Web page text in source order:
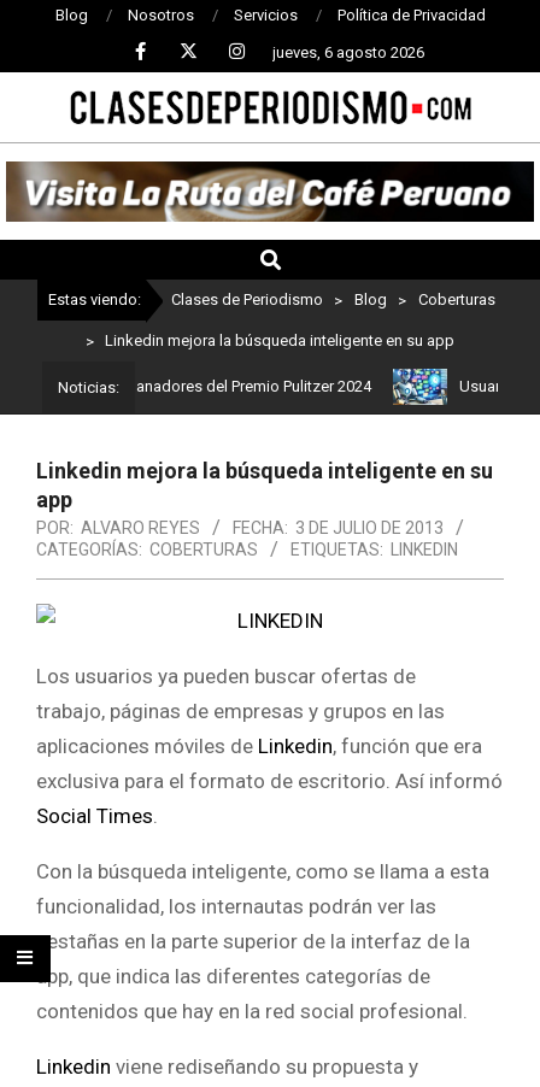
Blog Nosotros Servicios Política de Privacidad
jueves, 6 agosto 2026
CLASES
DE
PERIODISMO
Estas viendo: Clases de Periodismo > Blog > Coberturas
> Linkedin mejora la búsqueda inteligente en su app
Noticias:
son los ganadores del Premio Pulitzer 2024 Usuarios de
Linkedin mejora la búsqueda inteligente en su
app
POR: ALVARO REYES FECHA: 3 DE JULIO DE 2013
CATEGORÍAS: COBERTURAS ETIQUETAS: LINKEDIN
Los usuarios ya pueden buscar ofertas de
trabajo, páginas de empresas y grupos en las
aplicaciones móviles de Linkedin, función que era
exclusiva para el formato de escritorio. Así informó
Social Times
Con la búsqueda inteligente, como se llama a esta
funcionalidad, los internautas podrán ver las
pestañas en la parte superior de la interfaz de la
app, que indica las diferentes categorías de
contenidos que hay en la red social profesional.
Linkedin viene rediseñando su propuesta y